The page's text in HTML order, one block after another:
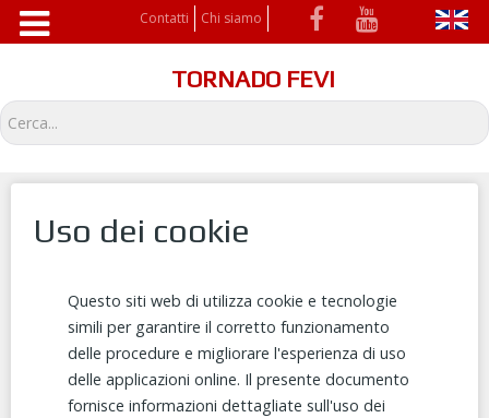
Chi siamo
Contatti
TORNADO FEVI
Cerca
Uso dei cookie
Questo siti web di utilizza cookie e tecnologie
simili per garantire il corretto funzionamento
delle procedure e migliorare l'esperienza di uso
delle applicazioni online. Il presente documento
fornisce informazioni dettagliate sull'uso dei